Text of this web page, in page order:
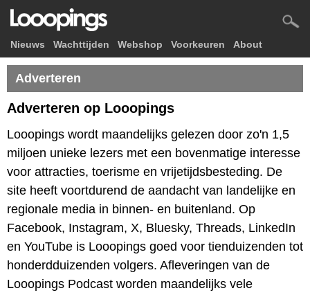
Nieuws Wachttijden Webshop Voorkeuren About
Adverteren
Adverteren op Looopings
Looopings wordt maandelijks gelezen door zo'n 1,5
miljoen unieke lezers met een bovenmatige interesse
voor attracties, toerisme en vrijetijdsbesteding. De
site heeft voortdurend de aandacht van landelijke en
regionale media in binnen- en buitenland. Op
Facebook, Instagram, X, Bluesky, Threads, LinkedIn
en YouTube is Looopings goed voor tienduizenden tot
honderdduizenden volgers. Afleveringen van de
Looopings Podcast worden maandelijks vele